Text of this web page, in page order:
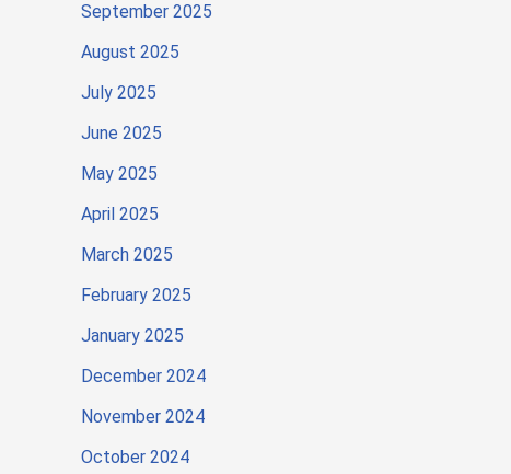
September 2025
August 2025
July 2025
June 2025
May 2025
April 2025
March 2025
February 2025
January 2025
December 2024
November 2024
October 2024